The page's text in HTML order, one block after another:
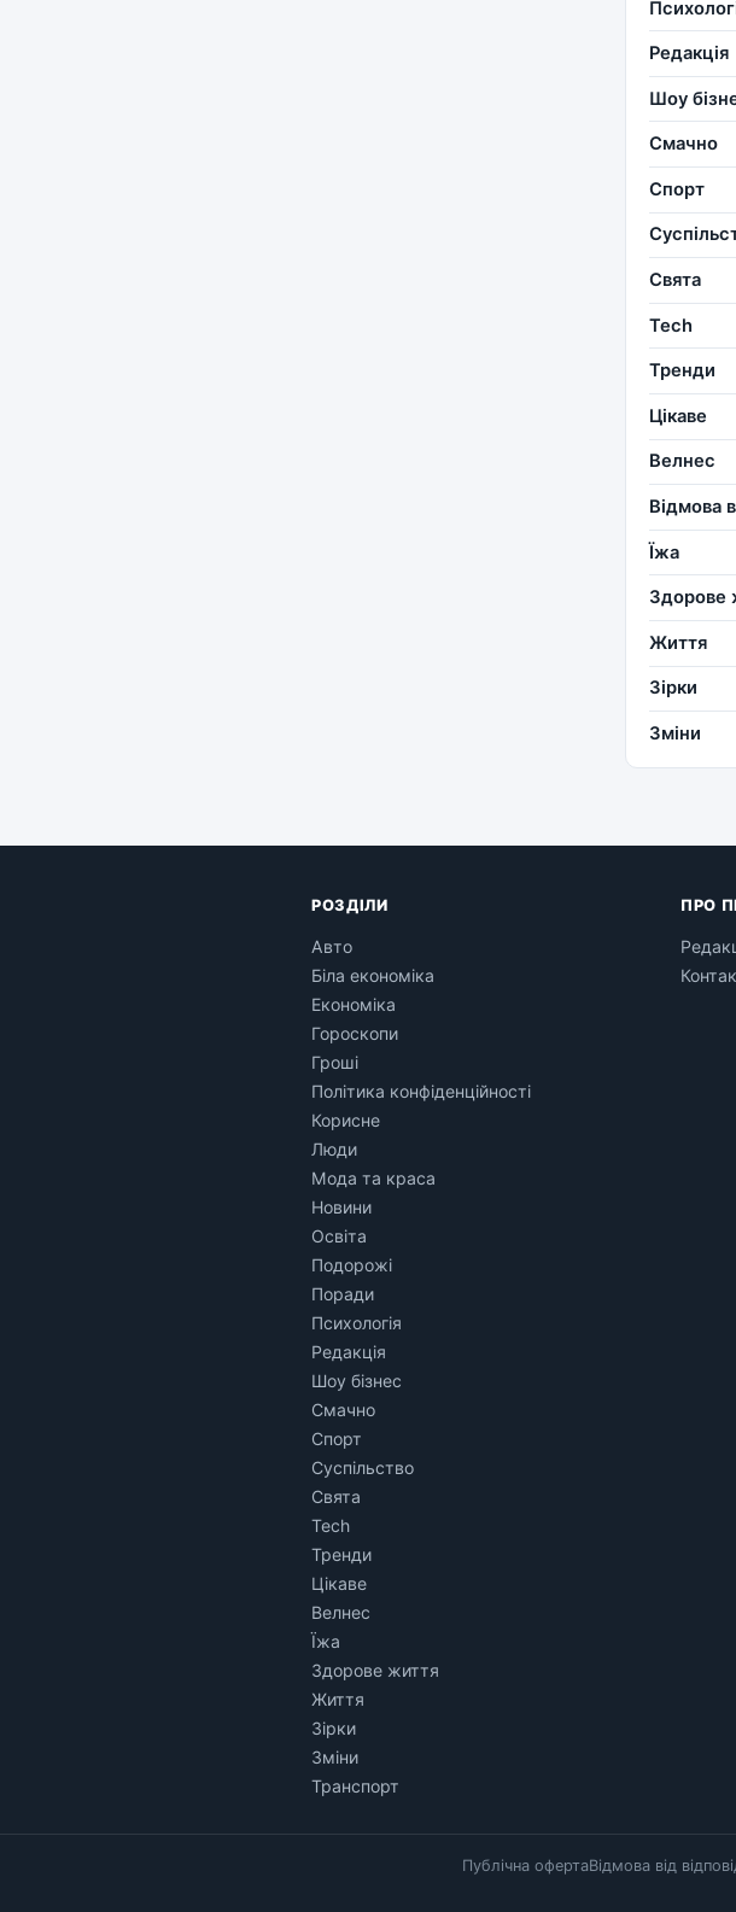
Редакція
Шоу
Смачно
Спорт
Свята
Tech
Тренди
Цікаве
Велнес
Відмова
Їжа
Здорове
Життя
Зірки
Зміни
РОЗДІЛИ
Авто
Біла економіка
Економіка
Гороскопи
Гроші
Політика конфіденційності
Корисне
Люди
Мода та краса
Новини
Освіта
Подорожі
Поради
Психологія
Редакція
Шоу бізнес
Смачно
Спорт
Суспільство
Свята
Tech
Тренди
Цікаве
Велнес
Їжа
Здорове життя
Життя
Зірки
Зміни
Транспорт
ПРО
Публічна офертаВідмова від